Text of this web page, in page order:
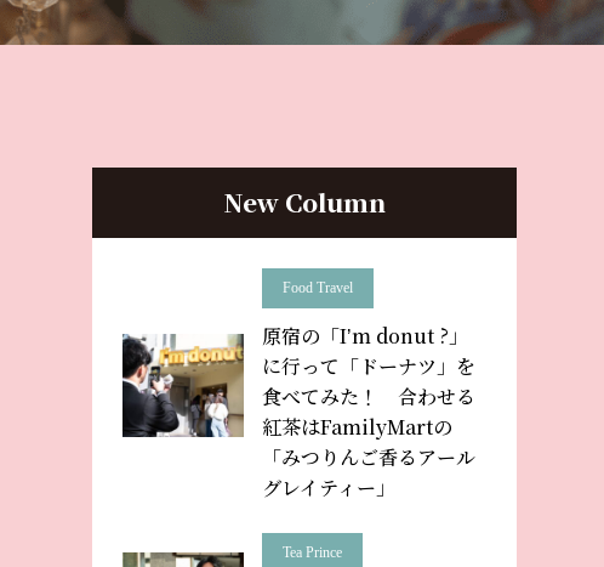
New Column
Food Travel
原宿の「Iʼm donut ?」
に行って「ドーナツ」を
食べてみた！ 合わせる
紅茶はFamilyMartの
「みつりんご香るアール
グレイティー」
Tea Prince